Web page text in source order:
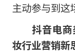
主动参与到
抖音电
妆行业营销新